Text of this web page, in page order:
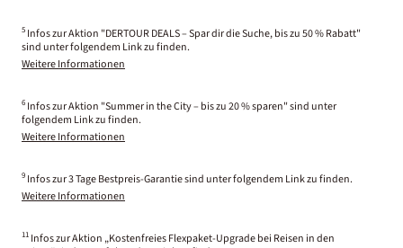
5 Infos zur Aktion "DERTOUR DEALS – Spar dir die Suche, bis zu 50 % Rabatt"
sind unter folgendem Link zu finden.
Weitere Informationen
6 Infos zur Aktion "Summer in the City – bis zu 20 % sparen" sind unter
folgendem Link zu finden.
Weitere Informationen
9 Infos zur 3 Tage Bestpreis-Garantie sind unter folgendem Link zu finden.
Weitere Informationen
11 Infos zur Aktion „Kostenfreies Flexpaket-Upgrade bei Reisen in den